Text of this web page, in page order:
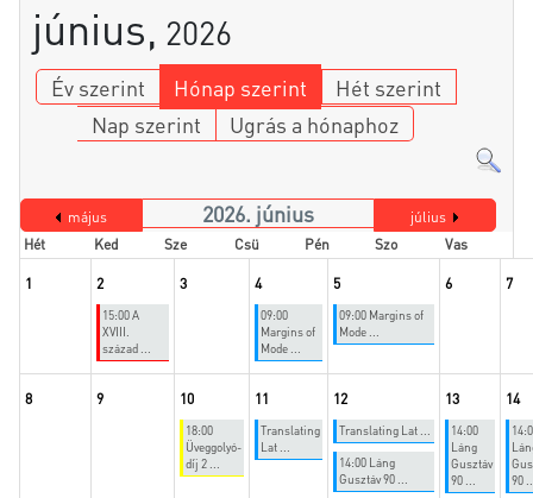
június, 2026
Év szerint Hónap szerint
Hét szerint
Nap szerint
Ugrás a hónaphoz
május 2026. június
július
Hét
Ked Sze Csü Pén Szo Vas
1 2
15:00 A
XVIII.
század ...
3 4
09:00
Margins of
Mode ...
5
09:00 Margins of
Mode ...
6 7
8 9 10
18:00
Üveggolyó-
díj 2 ...
11
Translating
Lat ...
12
Translating Lat ...
14:00 Láng
Gusztáv 90 ...
13
14:00
Láng
Gusztáv
90 ...
14
90